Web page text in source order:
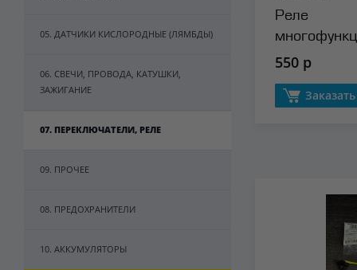
05. ДАТЧИКИ КИСЛОРОДНЫЕ (ЛЯМБДЫ)
06. СВЕЧИ, ПРОВОДА, КАТУШКИ,
ЗАЖИГАНИЕ
07. ПЕРЕКЛЮЧАТЕЛИ, РЕЛЕ
09. ПРОЧЕЕ
08. ПРЕДОХРАНИТЕЛИ
10. АККУМУЛЯТОРЫ
Реле
40A
550 р
Заказать